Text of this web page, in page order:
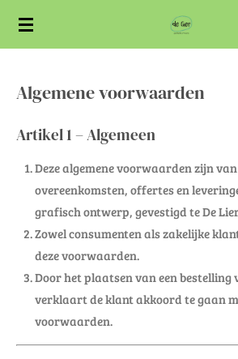
Ga
hoofdinhoud
Algemene voorwaarden
Artikel 1 – Algemeen
Deze algemene voorwaarden zijn
overeenkomsten, offertes en
grafisch ontwerp, gevestigd te De
Zowel consumenten als zakelijke
deze voorwaarden.
Door het plaatsen van een bestelling
verklaart de klant akkoord te gaan
voorwaarden.